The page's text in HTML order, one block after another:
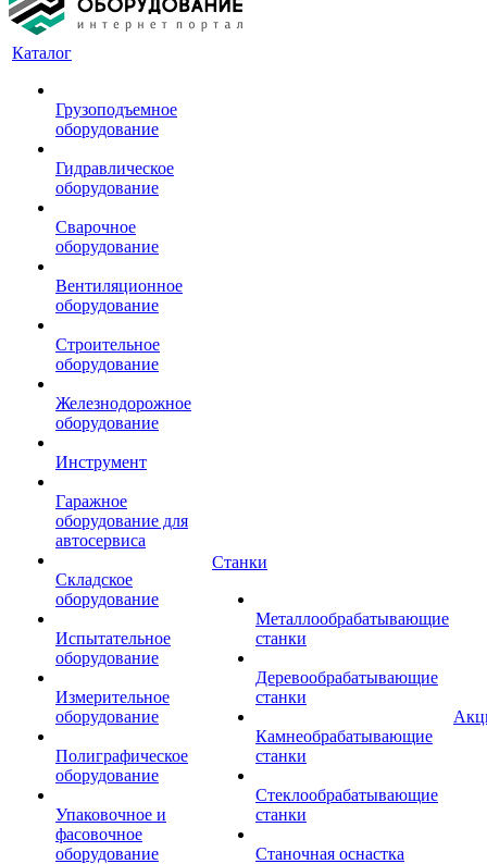
Каталог
Грузоподъемное
оборудование
Гидравлическое
оборудование
Сварочное
оборудование
Вентиляционное
оборудование
Строительное
оборудование
Железнодорожное
оборудование
Инструмент
Гаражное
оборудование для
автосервиса
Складское
оборудование
Испытательное
оборудование
Измерительное
оборудование
Полиграфическое
оборудование
Упаковочное и
фасовочное
оборудование
Станки
Металлообрабатывающие
станки
Деревообрабатывающие
станки
Камнеобрабатывающие
станки
Стеклообрабатывающие
станки
Станочная оснастка